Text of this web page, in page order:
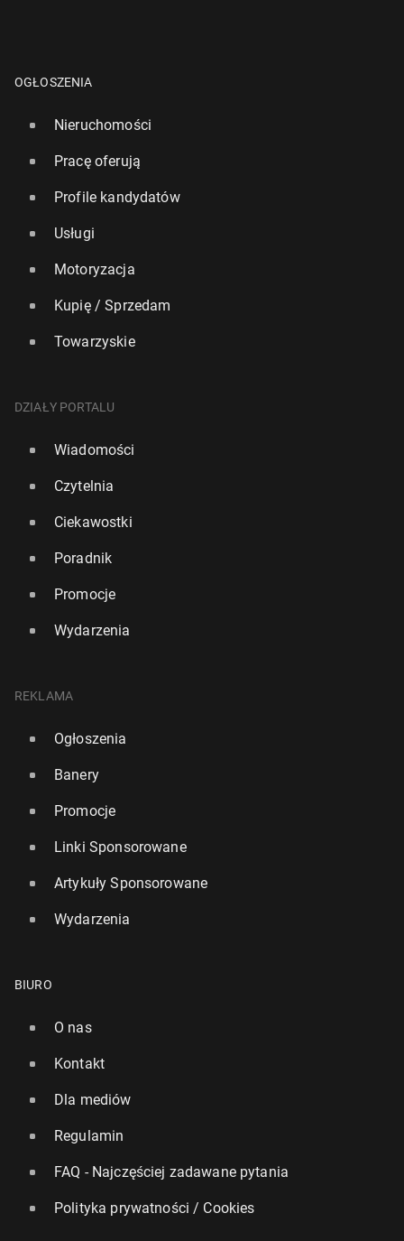
OGŁOSZENIA
Nieruchomości
Pracę oferują
Profile kandydatów
Usługi
Motoryzacja
Kupię / Sprzedam
Towarzyskie
DZIAŁY PORTALU
Wiadomości
Czytelnia
Ciekawostki
Poradnik
Promocje
Wydarzenia
REKLAMA
Ogłoszenia
Banery
Promocje
Linki Sponsorowane
Artykuły Sponsorowane
Wydarzenia
BIURO
O nas
Kontakt
Dla mediów
Regulamin
FAQ - Najczęściej zadawane pytania
Polityka prywatności / Cookies